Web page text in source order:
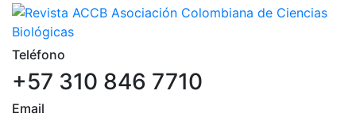
Teléfono
+57 310 846 7710
Email